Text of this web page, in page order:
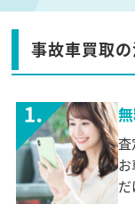
事故車買取
査
お
だ